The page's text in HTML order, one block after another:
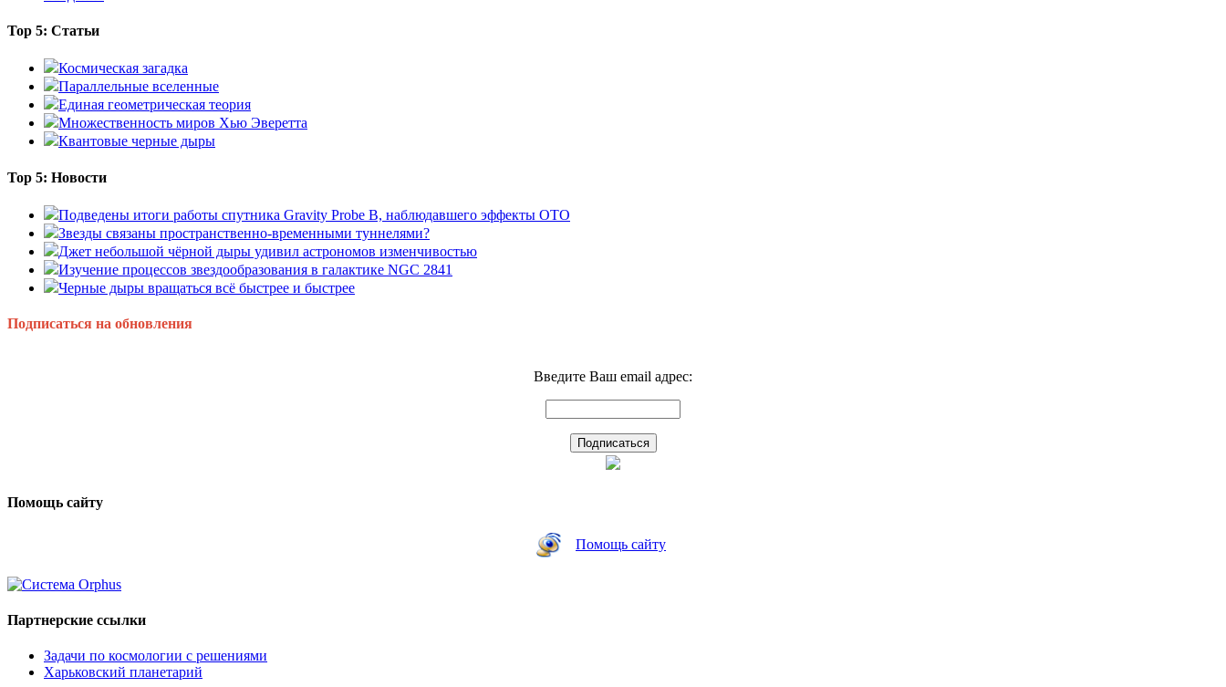
Top 5: Статьи
Космическая загадка
Параллельные вселенные
Единая геометрическая теория
Множественность миров Хью Эверетта
Квантовые черные дыры
Top 5: Новости
Подведены итоги работы спутника Gravity Probe B, наблюдавшего эффекты ОТО
Звезды связаны пространственно-временными туннелями?
Джет небольшой чёрной дыры удивил астрономов изменчивостью
Изучение процессов звездообразования в галактике NGC 2841
Черные дыры вращаться всё быстрее и быстрее
Подписаться на обновления
Введите Ваш email адрес:
Помощь сайту
Помощь сайту
Партнерские ссылки
Задачи по космологии с решениями
Харьковский планетарий